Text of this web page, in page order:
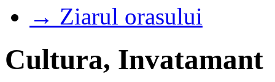
→ Ziarul orasului
Cultura, Invatamant